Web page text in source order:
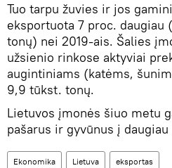
Tuo tarpu žuvies ir jos
eksportuota 7 proc. daugiau
tonų) nei 2019-ais. Šalies
užsienio rinkose aktyviai
augintiniams (katėms,
9,9 tūkst. tonų.
Lietuvos įmonės šiuo metu
pašarus ir gyvūnus į
Ekonomika Lietuva eksportas